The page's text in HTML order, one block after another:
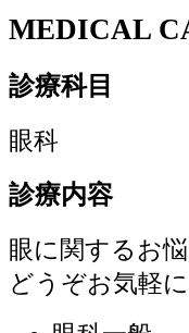
MEDICAL
診療科目
眼科
診療内容
眼に関するお
どうぞお気軽